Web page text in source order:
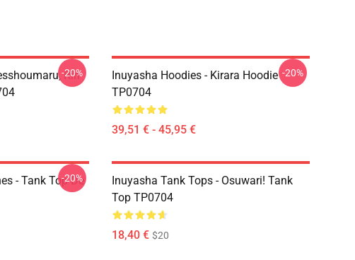
Rin
-20%
Inuyasha Hoodies - Kirara Hoodie
TP0704
39,51 € - 45,95 €
-20%
- Tank Top De
-20%
Inuyasha Tank Tops - Osuwari! Tank
Top TP0704
18,40 € $20